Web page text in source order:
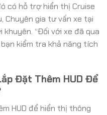
có hỗ trợ hiển thị Cruise
Chuyên gia tư vấn xe tại
“Đối với xe đã qua
kiểm tra khả năng tích
Đặt Thêm HUD Để
HUD để hiển thị thông